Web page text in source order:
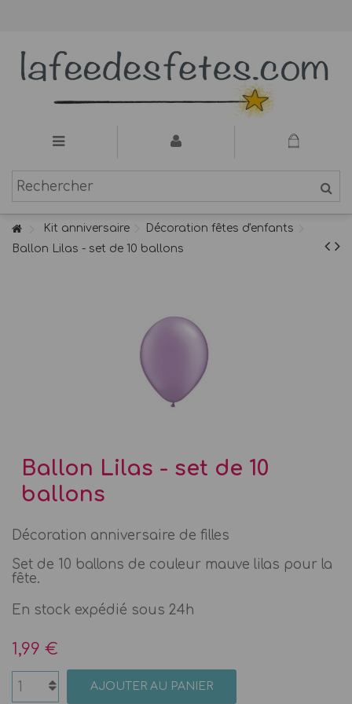
Kit anniversaire
Décoration fêtes d'enfants
Ballon Lilas - set de 10 ballons
Ballon Lilas - set de 10
ballons
Décoration anniversaire de filles
Set de 10 ballons de couleur mauve lilas pour la
fête.
En stock expédié sous 24h
1,99 €
AJOUTER AU PANIER